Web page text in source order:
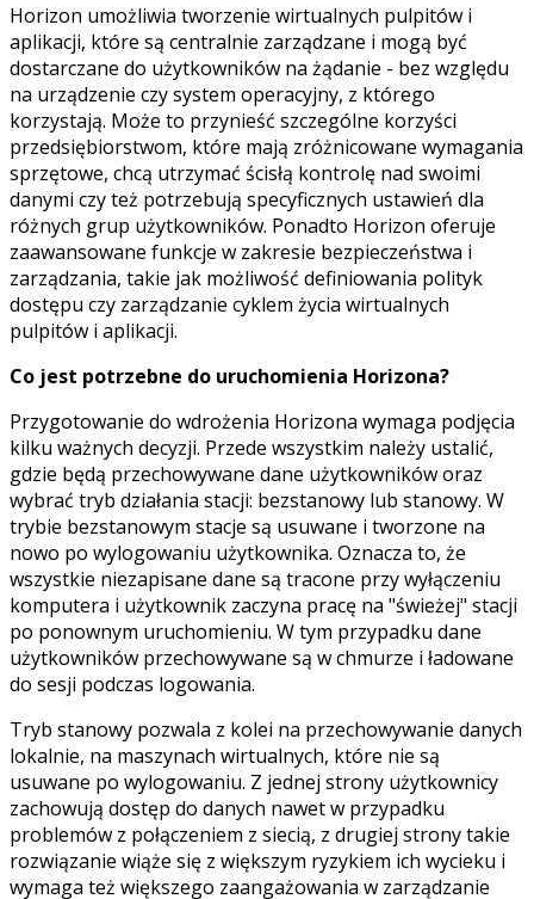
Horizon umożliwia tworzenie wirtualnych pulpitów i
aplikacji, które są centralnie zarządzane i mogą być
dostarczane do użytkowników na żądanie - bez względu
na urządzenie czy system operacyjny, z którego
korzystają. Może to przynieść szczególne korzyści
przedsiębiorstwom, które mają zróżnicowane wymagania
sprzętowe, chcą utrzymać ścisłą kontrolę nad swoimi
danymi czy też potrzebują specyficznych ustawień dla
różnych grup użytkowników. Ponadto Horizon oferuje
zaawansowane funkcje w zakresie bezpieczeństwa i
zarządzania, takie jak możliwość definiowania polityk
dostępu czy zarządzanie cyklem życia wirtualnych
pulpitów i aplikacji.
Co jest potrzebne do uruchomienia Horizona?
Przygotowanie do wdrożenia Horizona wymaga podjęcia
kilku ważnych decyzji. Przede wszystkim należy ustalić,
gdzie będą przechowywane dane użytkowników oraz
wybrać tryb działania stacji: bezstanowy lub stanowy. W
trybie bezstanowym stacje są usuwane i tworzone na
nowo po wylogowaniu użytkownika. Oznacza to, że
wszystkie niezapisane dane są tracone przy wyłączeniu
komputera i użytkownik zaczyna pracę na "świeżej" stacji
po ponownym uruchomieniu. W tym przypadku dane
użytkowników przechowywane są w chmurze i ładowane
do sesji podczas logowania.
Tryb stanowy pozwala z kolei na przechowywanie danych
lokalnie, na maszynach wirtualnych, które nie są
usuwane po wylogowaniu. Z jednej strony użytkownicy
zachowują dostęp do danych nawet w przypadku
problemów z połączeniem z siecią, z drugiej strony takie
rozwiązanie wiąże się z większym ryzykiem ich wycieku i
wymaga też większego zaangażowania w zarządzanie